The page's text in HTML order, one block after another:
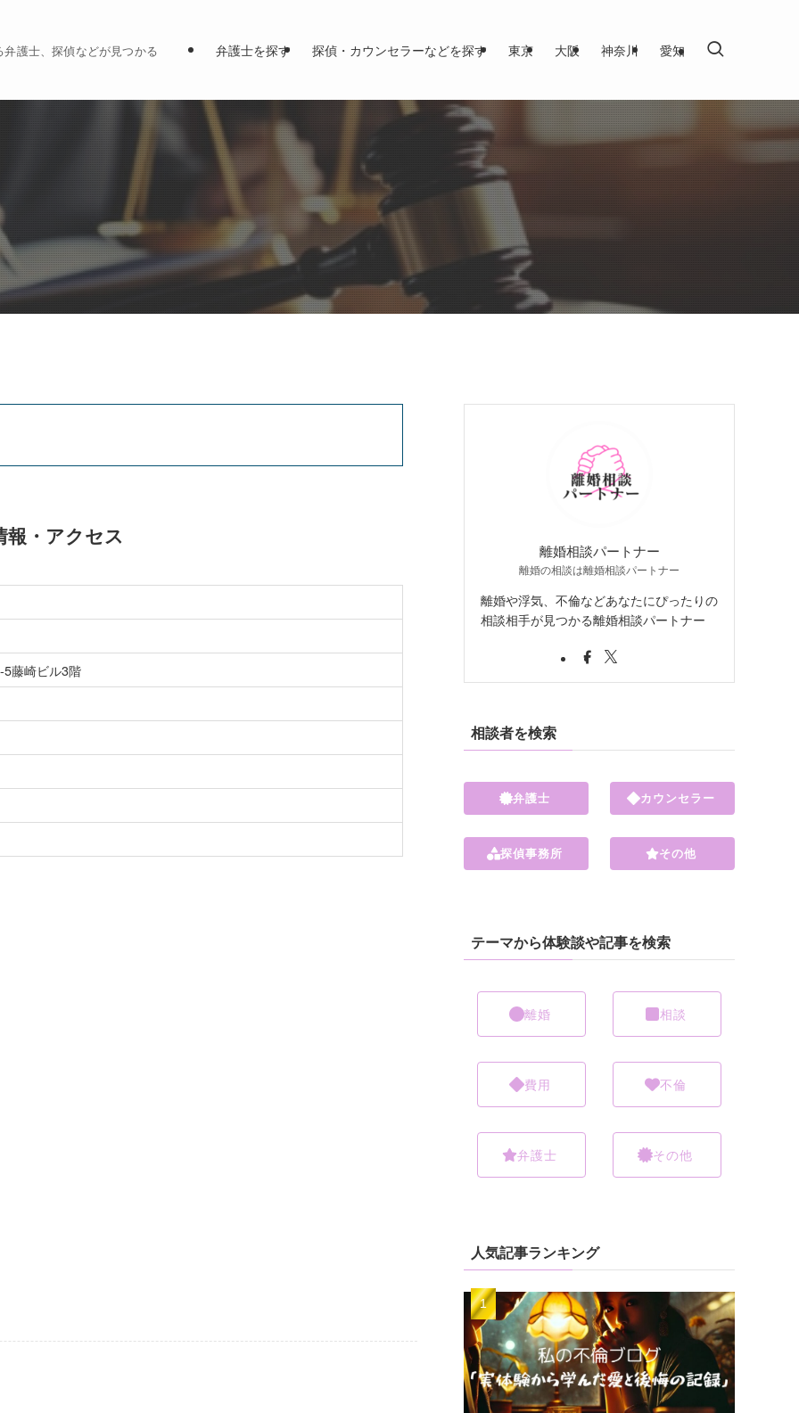
護士、探偵などが見つかる 弁護士を探す 探偵・カウンセラーなどを探す 東京 大阪 神奈川 愛知
報・アクセス
藤崎ビル3階
離婚相談パートナー
離婚の相談は離婚相談パートナー
離婚や浮気、不倫などあなたにぴったりの
相談相手が見つかる離婚相談パートナー
相談者を検索
弁護士
探偵事務所
カウンセラー
その他
テーマから体験談や記事を検索
離婚 相談
費用 不倫
弁護士 その他
人気記事ランキング